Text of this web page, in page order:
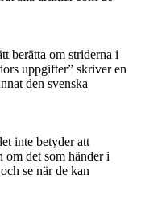
berätta om striderna i
uppgifter” skriver en
den svenska
inte betyder att
om det som händer i
se när de kan